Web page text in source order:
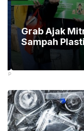
Grab Ajak
Sampah